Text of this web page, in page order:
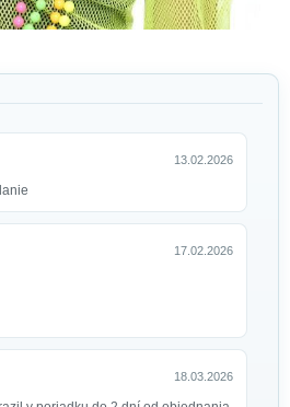
13.02.2026
17.02.2026
18.03.2026